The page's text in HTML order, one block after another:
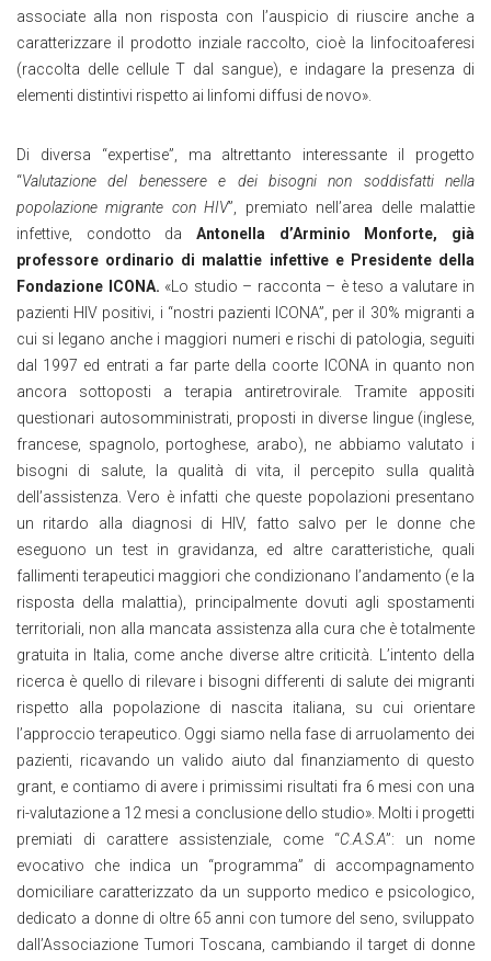
associate alla non risposta con l’auspicio di riuscire anche a
caratterizzare il prodotto inziale raccolto, cioè la linfocitoaferesi
(raccolta delle cellule T dal sangue), e indagare la presenza di
elementi distintivi rispetto ai linfomi diffusi de novo».
Di diversa “expertise”, ma altrettanto interessante il progetto
“Valutazione del benessere e dei bisogni non soddisfatti nella
popolazione migrante con HIV”, premiato nell’area delle malattie
infettive, condotto da Antonella d’Arminio Monforte, già
professore ordinario di malattie infettive e Presidente della
Fondazione ICONA. «Lo studio – racconta – è teso a valutare in
pazienti HIV positivi, i “nostri pazienti ICONA”, per il 30% migranti a
cui si legano anche i maggiori numeri e rischi di patologia, seguiti
dal 1997 ed entrati a far parte della coorte ICONA in quanto non
ancora sottoposti a terapia antiretrovirale. Tramite appositi
questionari autosomministrati, proposti in diverse lingue (inglese,
francese, spagnolo, portoghese, arabo), ne abbiamo valutato i
bisogni di salute, la qualità di vita, il percepito sulla qualità
dell’assistenza. Vero è infatti che queste popolazioni presentano
un ritardo alla diagnosi di HIV, fatto salvo per le donne che
eseguono un test in gravidanza, ed altre caratteristiche, quali
fallimenti terapeutici maggiori che condizionano l’andamento (e la
risposta della malattia), principalmente dovuti agli spostamenti
territoriali, non alla mancata assistenza alla cura che è totalmente
gratuita in Italia, come anche diverse altre criticità. L’intento della
ricerca è quello di rilevare i bisogni differenti di salute dei migranti
rispetto alla popolazione di nascita italiana, su cui orientare
l’approccio terapeutico. Oggi siamo nella fase di arruolamento dei
pazienti, ricavando un valido aiuto dal finanziamento di questo
grant, e contiamo di avere i primissimi risultati fra 6 mesi con una
ri-valutazione a 12 mesi a conclusione dello studio». Molti i progetti
premiati di carattere assistenziale, come “C.A.S.A”: un nome
evocativo che indica un “programma” di accompagnamento
domiciliare caratterizzato da un supporto medico e psicologico,
dedicato a donne di oltre 65 anni con tumore del seno, sviluppato
dall’Associazione Tumori Toscana, cambiando il target di donne